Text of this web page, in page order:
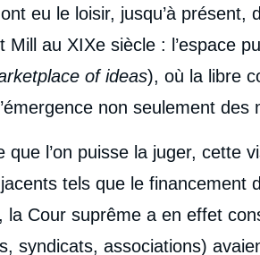
eu le loisir, jusqu’à présent,
Mill au XIXe siècle : l’espace
of ideas), où la libre
non seulement
que l’on puisse la juger, cette
tels que le financement
la Cour suprême a en effet
syndicats, associations)